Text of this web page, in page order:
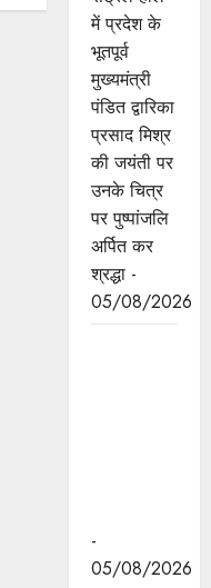
में प्रदेश के
भूतपूर्व
मुख्यमंत्री
पंडित द्वारिका
प्रसाद मिश्र
की जयंती पर
उनके चित्र
पर पुष्पांजलि
अर्पित कर
श्रद्धा -
05/08/2026
-
05/08/2026